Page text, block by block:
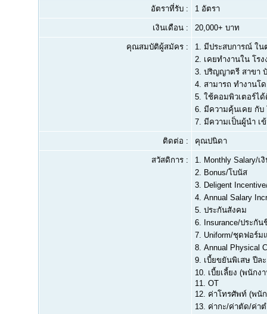
อัตราที่รับ : 1 อัตรา
เงินเดือน : 20,000+ บาท
คุณสมบัติผู้สมัคร : 1. มีประสบการณ์ ใน
2. เคยทำงานใน โร
3. ปริญญาตรี สาขา
4. สามารถ ทำงานโ
5. ใช้คอมพิวเตอร์ไ
6. มีความคุ้นเคย กับ
7. มีความเป็นผู้นำ เ
ติดต่อ : คุณปนิดา
สวัสดิการ :
1. Monthly Salary/เ
2. Bonus/โบนัส
3. Deligent
4. Annual Salary
5. ประกันสังคม
6. Insurance/ประกั
7. Uniform/ชุดฟอร์
8. Annual Physical
9. เบี้ยขยันพิเสษ ปีล
10. เบี้ยเลี้ยง (พนักง
11. OT
12. ค่าโทรศัพท์ (พนั
13. ค่ากะ/ค่าตัด/ค่า